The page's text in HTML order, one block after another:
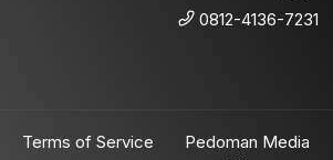
0812-4136-7231
Terms of Service
Pedoman Media